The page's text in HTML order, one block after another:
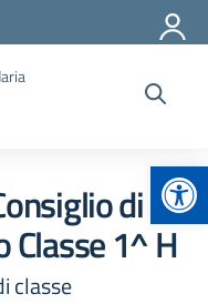
di
Classe 1^ H
classe